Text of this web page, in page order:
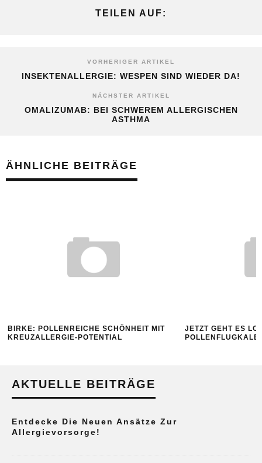
TEILEN AUF:
VORHERIGER ARTIKEL
INSEKTENALLERGIE: WESPEN SIND WIEDER DA!
NÄCHSTER ARTIKEL
OMALIZUMAB: BEI SCHWEREM ALLERGISCHEN
ASTHMA
ÄHNLICHE BEITRÄGE
BIRKE: POLLENREICHE SCHÖNHEIT MIT
KREUZALLERGIE-POTENTIAL
JETZT GEHT ES
AKTUELLE BEITRÄGE
Entdecke Die Neuen Ansätze Zur
Allergievorsorge!